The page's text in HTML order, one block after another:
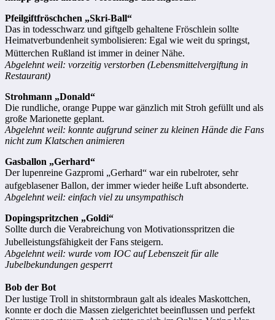
Pfeilgiftfröschchen „Skri-Ball“
Das in todesschwarz und giftgelb gehaltene Fröschlein sollte
Heimatverbundenheit symbolisieren: Egal wie weit du springst,
Mütterchen Rußland ist immer in deiner Nähe.
Abgelehnt weil: vorzeitig verstorben (Lebensmittelvergiftung in
Restaurant)
Strohmann „Donald“
Die rundliche, orange Puppe war gänzlich mit Stroh gefüllt und als
große Marionette geplant.
Abgelehnt weil: konnte aufgrund seiner zu kleinen Hände die Fans
nicht zum Klatschen animieren
Gasballon „Gerhard“
Der lupenreine Gazpromi „Gerhard“ war ein rubelroter, sehr
aufgeblasener Ballon, der immer wieder heiße Luft absonderte.
Abgelehnt weil: einfach viel zu unsympathisch
Dopingspritzchen „Goldi“
Sollte durch die Verabreichung von Motivationsspritzen die
Jubelleistungsfähigkeit der Fans steigern.
Abgelehnt weil: wurde vom IOC auf Lebenszeit für alle
Jubelbekundungen gesperrt
Bob der Bot
Der lustige Troll in shitstormbraun galt als ideales Maskottchen,
konnte er doch die Massen zielgerichtet beeinflussen und perfekt